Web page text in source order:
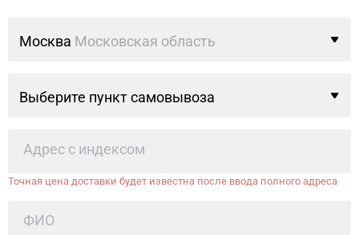
Москва Московская область
Выберите пункт самовывоза
Точная цена доставки будет известна после ввода полного адреса